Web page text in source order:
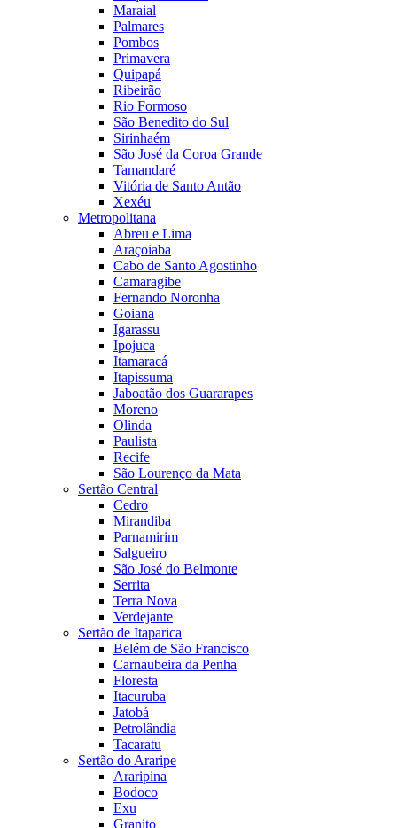
Maraial
Palmares
Pombos
Primavera
Quipapá
Ribeirão
Rio Formoso
São Benedito do Sul
Sirinhaém
São José da Coroa Grande
Tamandaré
Vitória de Santo Antão
Xexéu
Metropolitana
Abreu e Lima
Araçoiaba
Cabo de Santo Agostinho
Camaragibe
Fernando Noronha
Goiana
Igarassu
Ipojuca
Itamaracá
Itapissuma
Jaboatão dos Guararapes
Moreno
Olinda
Paulista
Recife
São Lourenço da Mata
Sertão Central
Cedro
Mirandiba
Parnamirim
Salgueiro
São José do Belmonte
Serrita
Terra Nova
Verdejante
Sertão de Itaparica
Belém de São Francisco
Carnaubeira da Penha
Floresta
Itacuruba
Jatobá
Petrolândia
Tacaratu
Sertão do Araripe
Araripina
Bodoco
Exu
Granito